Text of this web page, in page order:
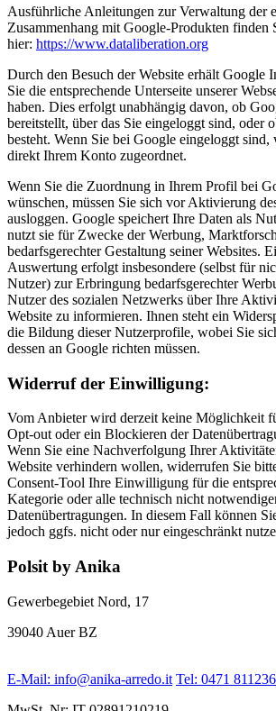
Ausführliche Anleitungen zur Verwaltung der
Zusammenhang mit Google-Produkten finden
hier: https://www.dataliberation.org
Durch den Besuch der Website erhält Google
Sie die entsprechende Unterseite unserer
haben. Dies erfolgt unabhängig davon, ob
bereitstellt, über das Sie eingeloggt sind, oder
besteht. Wenn Sie bei Google eingeloggt sind,
direkt Ihrem Konto zugeordnet.
Wenn Sie die Zuordnung in Ihrem Profil bei
wünschen, müssen Sie sich vor Aktivierung
ausloggen. Google speichert Ihre Daten als
nutzt sie für Zwecke der Werbung,
bedarfsgerechter Gestaltung seiner Websites.
Auswertung erfolgt insbesondere (selbst für
Nutzer) zur Erbringung bedarfsgerechter
Nutzer des sozialen Netzwerks über Ihre
Website zu informieren. Ihnen steht ein
die Bildung dieser Nutzerprofile, wobei Sie
dessen an Google richten müssen.
Widerruf der Einwilligung:
Vom Anbieter wird derzeit keine Möglichkeit
Opt-out oder ein Blockieren der
Wenn Sie eine Nachverfolgung Ihrer
Website verhindern wollen, widerrufen Sie
Consent-Tool Ihre Einwilligung für die
Kategorie oder alle technisch nicht
Datenübertragungen. In diesem Fall können
jedoch ggfs. nicht oder nur eingeschränkt
Polsit by Anika
Gewerbegebiet Nord, 17
39040 Auer BZ
E-Mail: info@anika-arredo.it Tel: 0471 811236